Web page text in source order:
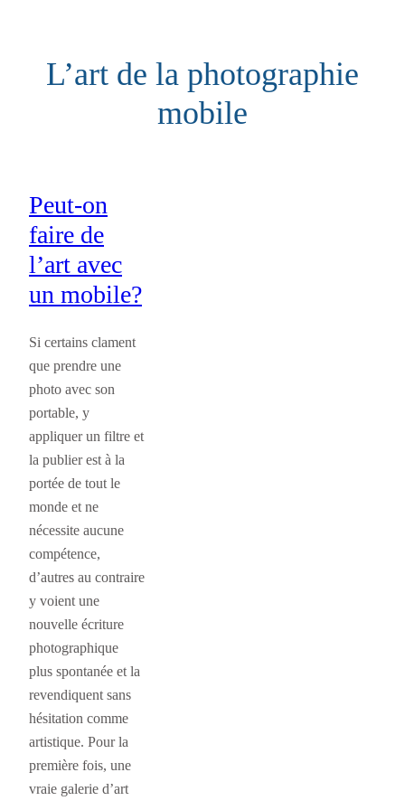
contenuL’art de la photographie
mobile
Peut-on
faire de
l’art avec
un mobile?
Si certains clament
que prendre une
photo avec son
portable, y
appliquer un filtre et
la publier est à la
portée de tout le
monde et ne
nécessite aucune
compétence,
d’autres au contraire
y voient une
nouvelle écriture
photographique
plus spontanée et la
revendiquent sans
hésitation comme
artistique. Pour la
première fois, une
vraie galerie d’art